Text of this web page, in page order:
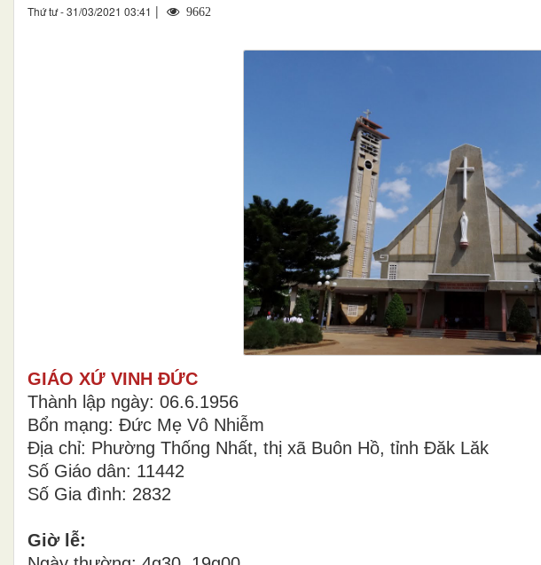
Thứ tư - 31/03/2021 03:41 | 9662
GIÁO XỨ VINH ĐỨC
Thành lập ngày: 06.6.1956
Bổn mạng: Đức Mẹ Vô Nhiễm
Địa chỉ: Phường Thống Nhất, thị xã Buôn Hồ, tỉnh Đăk Lăk
Số Giáo dân: 11442
Số Gia đình: 2832
Giờ lễ: